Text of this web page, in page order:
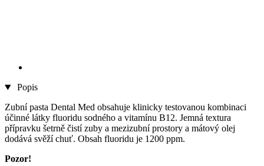
Popis
Zubní pasta Dental Med obsahuje klinicky testovanou kombinaci
účinné látky fluoridu sodného a vitamínu B12. Jemná textura
přípravku šetrně čistí zuby a mezizubní prostory a mátový olej
dodává svěží chuť. Obsah fluoridu je 1200 ppm.
Pozor!